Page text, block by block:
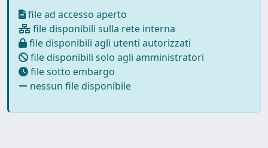
file ad accesso aperto
file disponibili sulla rete interna
file disponibili agli utenti autorizzati
file disponibili solo agli amministratori
file sotto embargo
nessun file disponibile